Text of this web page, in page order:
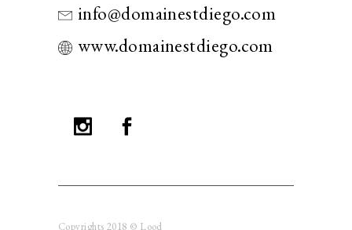
info@domainestdiego.com
www.domainestdiego.com
Copyrights 2018 © Lood